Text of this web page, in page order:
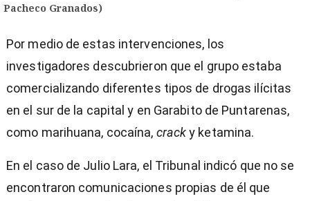
Pacheco Granados)
Por medio de estas intervenciones, los
investigadores descubrieron que el grupo estaba
comercializando diferentes tipos de drogas ilícitas
en el sur de la capital y en Garabito de Puntarenas,
como marihuana, cocaína, cracky ketamina.
En el caso de Julio Lara, el Tribunal indicó que no se
encontraron comunicaciones propias de él que